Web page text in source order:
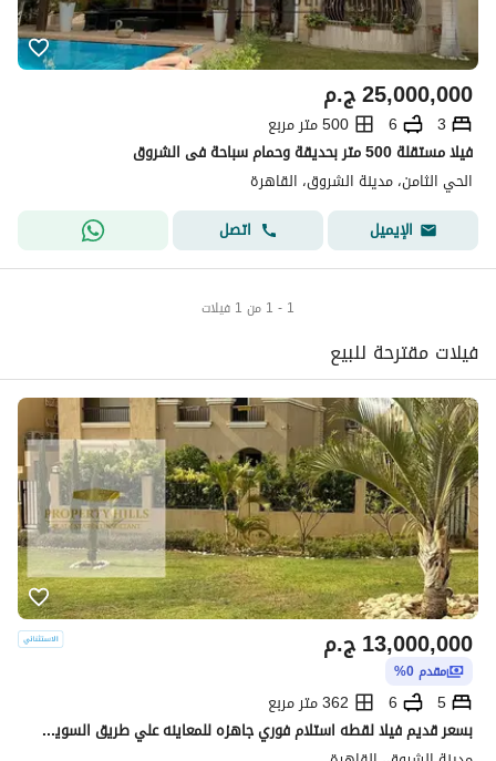
ج.م25,000,000
3
6
500 متر مربع
فيلا مستقلة 500 متر بحديقة وحمام سباحة فى الشروق
الحي الثامن، مدينة الشروق، القاهرة
الإيميل
اتصل
1 - 1 من 1 فيلات
فيلات مقترحة للبيع
ج.م13,000,000
مقدم 0%
5
6
362 متر مربع
بسعر قديم فيلا لقطه استلام فوري جاهزه للمعاينه علي طريق السويس وبالتقسيط المريح في السداد